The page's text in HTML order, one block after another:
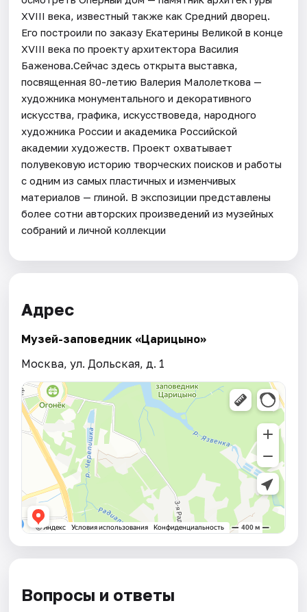
XVIII века, известный также как Средний дворец.
Его построили по заказу Екатерины Великой в конце
XVIII века по проекту архитектора Василия
Баженова.Сейчас здесь открыта выставка,
посвященная 80-летию Валерия Малолеткова —
художника монументального и декоративного
искусства, графика, искусствоведа, народного
художника России и академика Российской
академии художеств. Проект охватывает
полувековую историю творческих поисков и работы
с одним из самых пластичных и изменчивых
материалов — глиной. В экспозиции представлены
более сотни авторских произведений из музейных
собраний и личной коллекции
Адрес
Музей-заповедник «Царицыно»
Москва, ул. Дольская, д. 1
Вопросы и ответы